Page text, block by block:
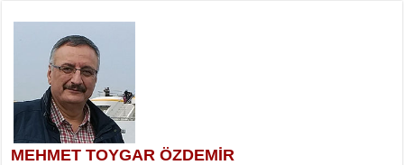
MEHMET TOYGAR ÖZDEMİR